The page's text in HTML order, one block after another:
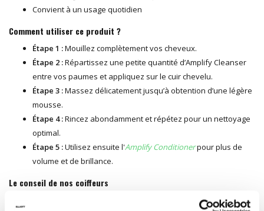
Convient à un usage quotidien
Comment utiliser ce produit ?
Étape 1 :Mouillez complètement vos cheveux.
Étape 2 :Répartissez une petite quantité d’Amplify Cleanser
entre vos paumes et appliquez sur le cuir chevelu.
Étape 3 :Massez délicatement jusqu’à obtention d’une légère
mousse.
Étape 4 :Rincez abondamment et répétez pour un nettoyage
optimal.
Étape 5 :Utilisez ensuite l'Amplify Conditionerpour plus de
volume et de brillance.
Le conseil de nos coiffeurs
Soulevez délicatement vos cheveux pendant le lavage pour bien